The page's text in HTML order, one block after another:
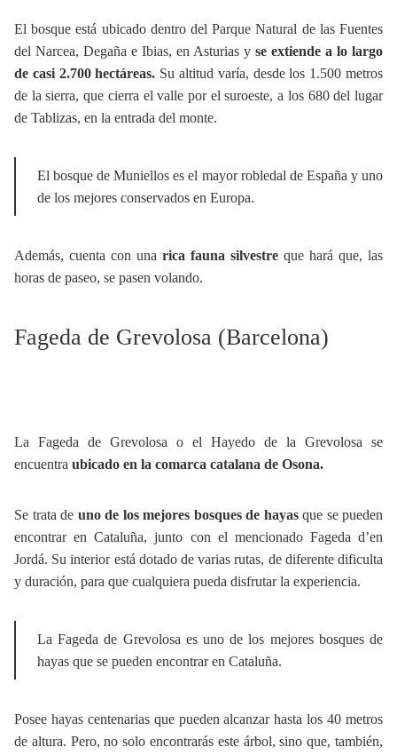
El bosque está ubicado dentro del Parque Natural de las Fuentes
del Narcea, Degaña e Ibias, en Asturias y se extiende a lo largo
de casi 2.700 hectáreas. Su altitud varía, desde los 1.500 metros
de la sierra, que cierra el valle por el suroeste, a los 680 del lugar
de Tablizas, en la entrada del monte.
El bosque de Muniellos es el mayor robledal de España y uno
de los mejores conservados en Europa.
Además, cuenta con una rica fauna silvestre que hará que, las
horas de paseo, se pasen volando.
Fageda de Grevolosa (Barcelona)
La Fageda de Grevolosa o el Hayedo de la Grevolosa se
encuentra ubicado en la comarca catalana de Osona.
Se trata de uno de los mejores bosques de hayasque se pueden
encontrar en Cataluña, junto con el mencionado Fageda d’en
Jordá. Su interior está dotado de varias rutas, de diferente dificulta
y duración, para que cualquiera pueda disfrutar la experiencia.
La Fageda de Grevolosa es uno de los mejores bosques de
hayas que se pueden encontrar en Cataluña.
Posee hayas centenarias que pueden alcanzar hasta los 40 metros
de altura. Pero, no solo encontrarás este árbol, sino que, también,